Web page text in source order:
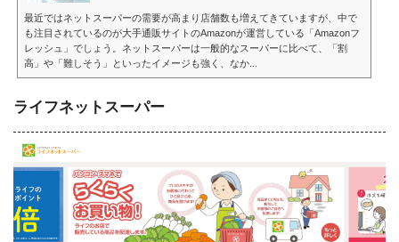
最近ではネットスーパーの需要が高まり店舗数も増えてきていますが、中で
も注目されているのが大手通販サイトのAmazonが運営している「Amazonフ
レッシュ」でしょう。ネットスーパーは一般的なスーパーに比べて、「割
高」や「難しそう」といったイメージも強く、なか...
ライフネットスーパー